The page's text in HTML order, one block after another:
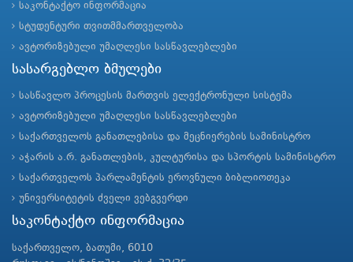
საკონტაქტო ინფორმაცია
სტუდენტური თვითმმართველობა
ავტორიზებული უმაღლესი სასწავლებლები
სასარგებლო ბმულები
სასწავლო პროცესის მართვის ელექტრონული სისტემა
ავტორიზებული უმაღლესი სასწავლებლები
საქართველოს განათლებისა და მეცნიერების სამინისტრო
აჭარის ა.რ. განათლების, კულტურისა და სპორტის სამინისტრო
საქართველოს პარლამენტის ეროვნული ბიბლიოთეკა
უნივერსიტეტის ძველი ვებგვერდი
საკონტაქტო ინფორმაცია
საქართველო, ბათუმი, 6010